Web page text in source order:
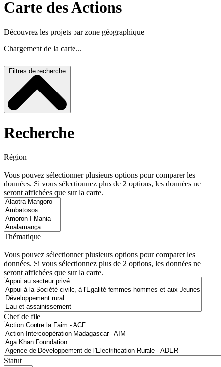
Carte des Actions
Découvrez les projets par zone géographique
Chargement de la carte...
Filtres de recherche
Recherche
Région
Vous pouvez sélectionner plusieurs options pour comparer les
données. Si vous sélectionnez plus de 2 options, les données ne
seront affichées que sur la carte.
Thématique
Vous pouvez sélectionner plusieurs options pour comparer les
données. Si vous sélectionnez plus de 2 options, les données ne
seront affichées que sur la carte.
Chef de file
Statut